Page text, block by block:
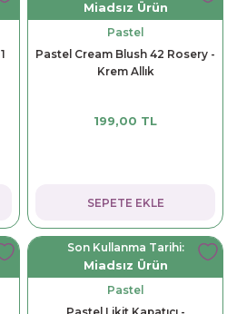
Miadsız Ürün
Pastel
Pastel Cream Blush 42 Rosery -
Krem Allık
199,00 TL
SEPETE EKLE
Son Kullanma Tarihi:
Miadsız Ürün
Pastel